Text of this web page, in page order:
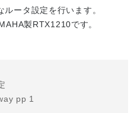
ータ設定を行います。
製RTX1210です。
pp 1